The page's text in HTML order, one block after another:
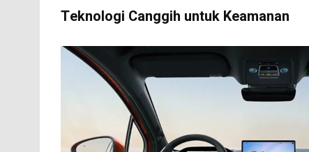
Teknologi Canggih untuk Keamanan